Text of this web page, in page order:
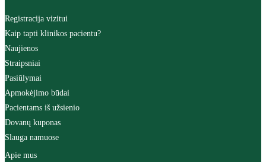
Registracija vizitui
Kaip tapti klinikos pacientu?
Naujienos
Straipsniai
Pasiūlymai
Apmokėjimo būdai
Pacientams iš užsienio
Dovanų kuponas
Slauga namuose
Apie mus